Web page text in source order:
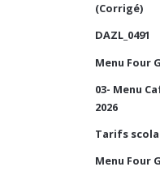
(Corrigé)
DAZL_0491
Menu Four
03- Menu
2026
Tarifs
Menu Four